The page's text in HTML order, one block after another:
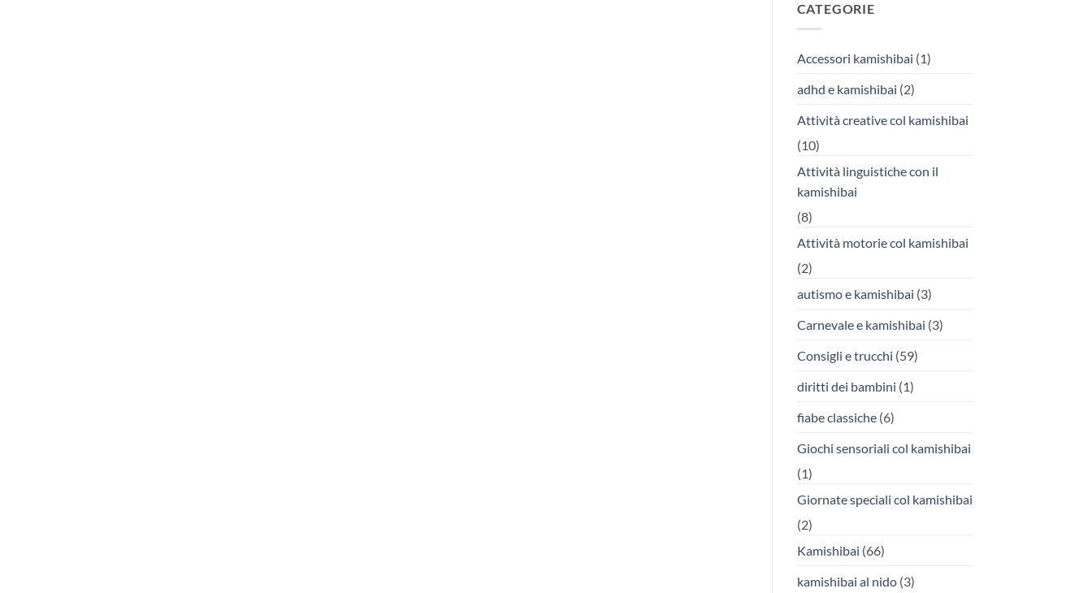
CATEGORIE
Accessori kamishibai (1)
adhd e kamishibai (2)
Attività creative col kamishibai
(10)
Attività linguistiche con il
kamishibai
(8)
Attività motorie col kamishibai
(2)
autismo e kamishibai (3)
Carnevale e kamishibai (3)
Consigli e trucchi (59)
diritti dei bambini (1)
fiabe classiche(6)
Giochi sensoriali col kamishibai
(1)
Giornate speciali col kamishibai
(2)
Kamishibai (66)
kamishibai al nido(3)